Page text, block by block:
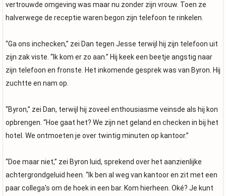
vertrouwde omgeving was maar nu zonder zijn vrouw. Toen ze
halverwege de receptie waren begon zijn telefoon te rinkelen.
“Ga ons inchecken,” zei Dan tegen Jesse terwijl hij zijn telefoon uit
zijn zak viste. “Ik kom er zo aan.” Hij keek een beetje angstig naar
zijn telefoon en fronste. Het inkomende gesprek was van Byron. Hij
zuchtte en nam op.
“Byron,” zei Dan, terwijl hij zoveel enthousiasme veinsde als hij kon
opbrengen. “Hoe gaat het? We zijn net geland en checken in bij het
hotel. We ontmoeten je over twintig minuten op kantoor.”
“Doe maar niet,” zei Byron luid, sprekend over het aanzienlijke
achtergrondgeluid heen. “Ik ben al weg van kantoor en zit met een
paar collega's om de hoek in een bar. Kom hierheen. Oké? Je kunt